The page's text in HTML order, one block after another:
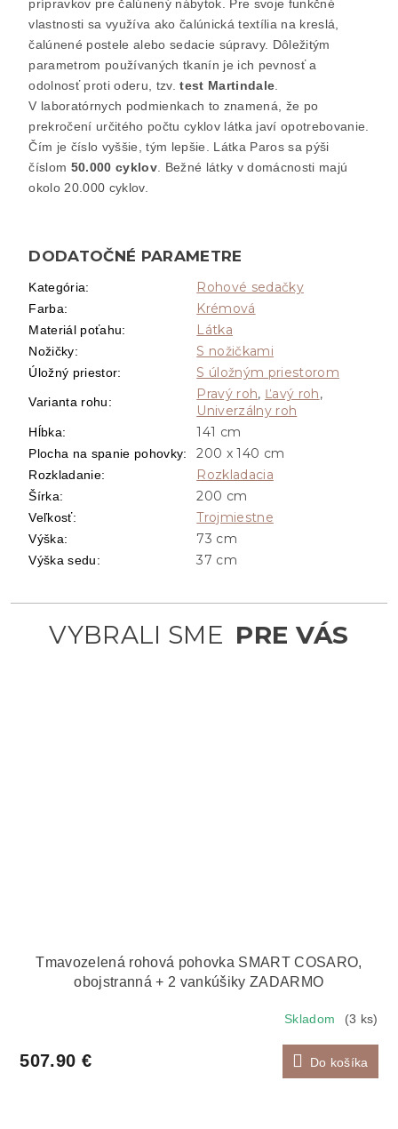
Tmavozelená rohová pohovka SMART COSARO,
obojstranná + 2 vankúšiky ZADARMO
Skladom (3 ks)
507.90 € Do košíka
prípravkov pre čalúnený nábytok . Pre svoje funkčné
vlastnosti sa využíva ako čalúnická textília na kreslá
čalúnené postele alebo sedacie súpravy. Dôležitým
parametrom používaných tkanín je ich pevnosť a
odolnosť proti oderu , tzv.test Martindale
V laboratórnych podmienkach to znamená , že po
prekročení určitého počtu cyklov látka javí opotrebovanie
Čím je číslo vyššie , tým lepšie . Látka Paros sa pýši
číslom 50.000 cyklov. Bežné látky v domácnosti majú
okolo 20.000 cyklov.
DODATOČNÉ PARAMETRE
Kategória: Rohové sedačky
Farba: Krémová
Materiál poťahu: Látka
Nožičky: S nožičkami
Úložný priestor: S úložným priestorom
Varianta rohu: Pravý roh, Ľavý roh,
Univerzálny roh
Hĺbka: 141 cm
Plocha na spanie pohovky: 200 x 140 cm
Rozkladanie: Rozkladacia
Šírka: 200 cm
Veľkosť: Trojmiestne
Výška: 73 cm
Výška sedu: 37 cm